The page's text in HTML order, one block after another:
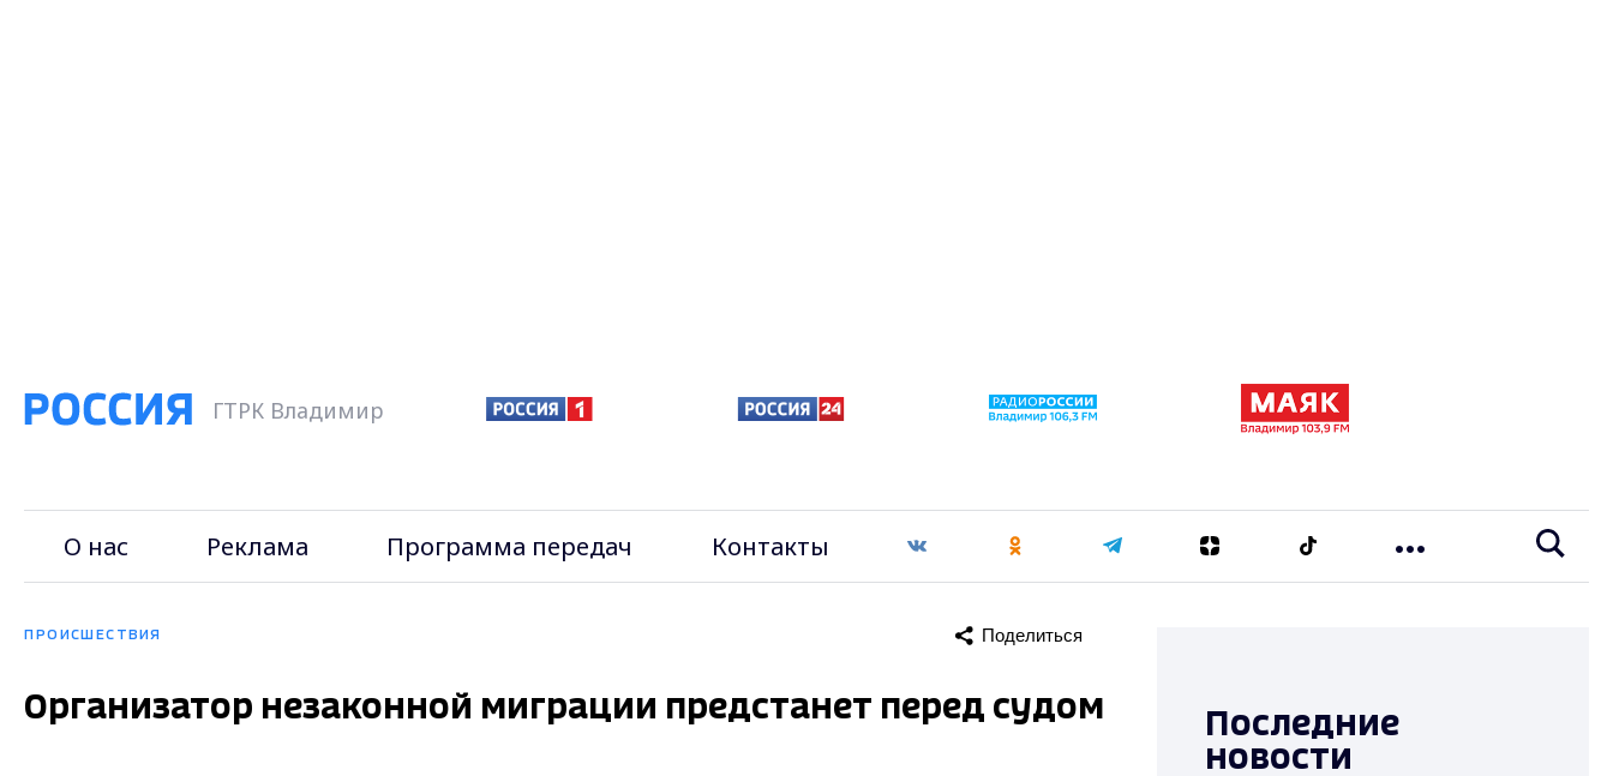
ГТРК Владимир
О нас Реклама Программа передач Контакты
ПРОИСШЕСТВИЯ Поделиться
Организатор незаконной миграции предстанет перед судом
Последние
новости